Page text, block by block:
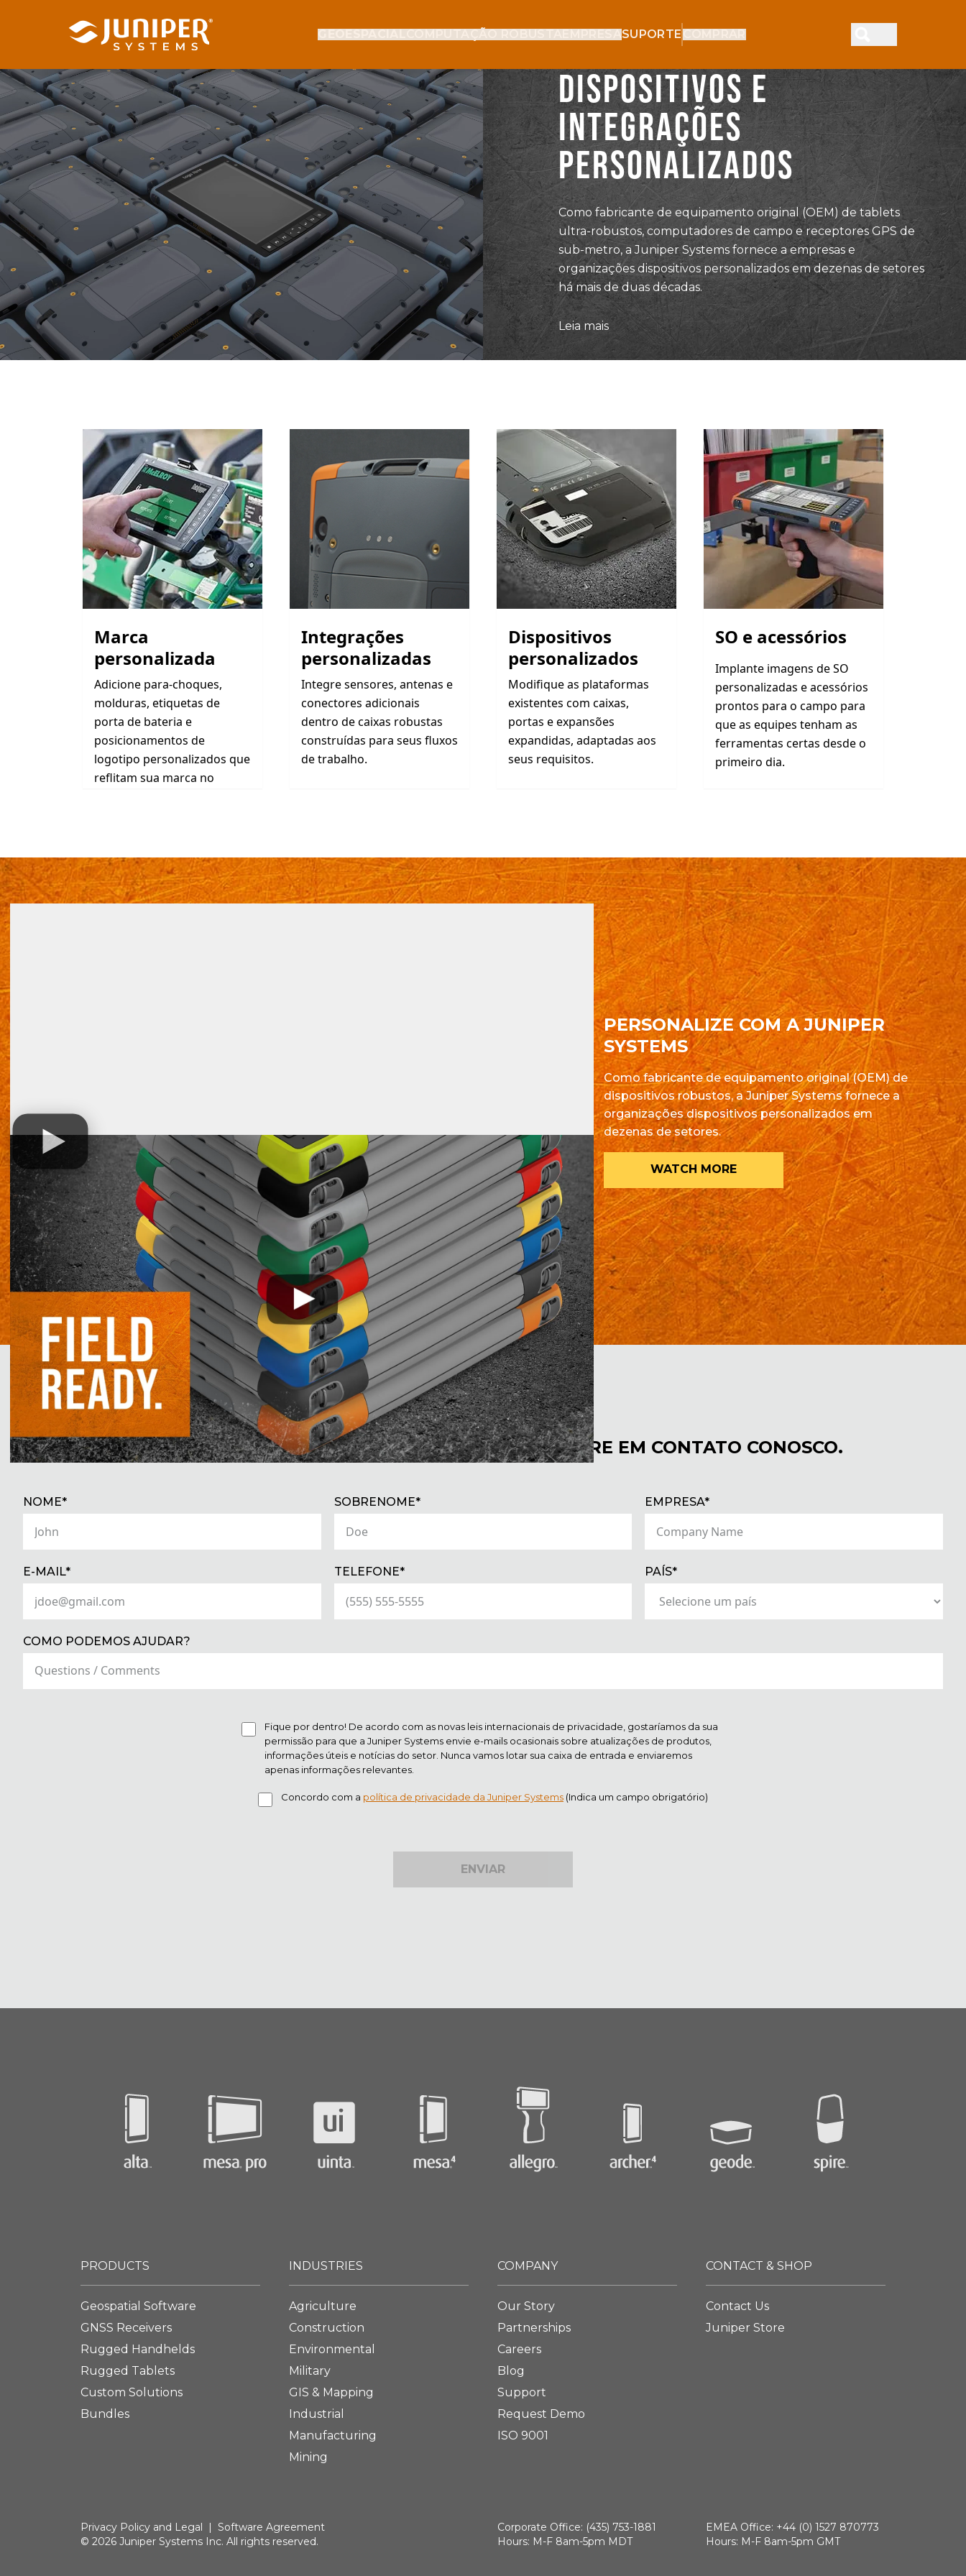
SUPORTE
DISPOSITIVOS E
INTEGRAÇÕES
PERSONALIZADOS
Como fabricante de equipamento original (OEM) de tablets
ultra-robustos, computadores de campo e receptores GPS de
sub-metro, a Juniper Systems fornece a empresas e
organizações dispositivos personalizados em dezenas de setores
há mais de duas décadas.
Leia mais
Marca
personalizada
Adicione para-choques,
molduras, etiquetas de
porta de bateria e
posicionamentos de
logotipo personalizados que
reflitam sua marca no
Integrações
personalizadas
Integre sensores, antenas e
conectores adicionais
dentro de caixas robustas
construídas para seus fluxos
de trabalho.
Dispositivos
personalizados
Modifique as plataformas
existentes com caixas,
portas e expansões
expandidas, adaptadas aos
seus requisitos.
SO e acessórios
Implante imagens de SO
personalizadas e acessórios
prontos para o campo para
que as equipes tenham as
ferramentas certas desde o
primeiro dia.
PERSONALIZE COM A JUNIPER
SYSTEMS
Como fabricante de equipamento original (OEM) de
dispositivos robustos, a Juniper Systems fornece a
organizações dispositivos personalizados em
dezenas de setores.
WATCH MORE
TEM PERGUNTAS SOBRE PERSONALIZAÇÕES? ENTRE EM CONTATO CONOSCO.
NOME*(REQUIRED) SOBRENOME*(REQUIRED) EMPRESA*(REQUIRED)
E-MAIL*(REQUIRED) TELEFONE*(REQUIRED) PAÍS*(REQUIRED)
COMO PODEMOS AJUDAR?
Fique por dentro! De acordo com as novas leis internacionais de privacidade, gostaríamos da sua
permissão para que a Juniper Systems envie e-mails ocasionais sobre atualizações de produtos,
informações úteis e notícias do setor. Nunca vamos lotar sua caixa de entrada e enviaremos
apenas informações relevantes.
Concordo com a política de privacidade da Juniper Systems (Indica um campo obrigatório)
ENVIAR
PRODUCTS
Geospatial Software
GNSS Receivers
Rugged Handhelds
Rugged Tablets
Custom Solutions
Bundles
INDUSTRIES
Agriculture
Construction
Environmental
Military
GIS & Mapping
Industrial
Manufacturing
Mining
COMPANY
Our Story
Partnerships
Careers
Blog
Support
Request Demo
ISO 9001
CONTACT & SHOP
Contact Us
Juniper Store
Privacy Policy and Legal | Software Agreement
© 2026 Juniper Systems Inc. All rights reserved.
Corporate Office: (435) 753-1881
Hours: M-F 8am-5pm MDT
EMEA Office: +44 (0) 1527 870773
Hours: M-F 8am-5pm GMT